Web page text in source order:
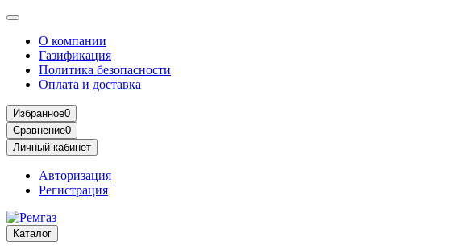
О компании
Газификация
Политика безопасности
Оплата и доставка
Избранное0
Сравнение0
Личный кабинет
Авторизация
Регистрация
Каталог